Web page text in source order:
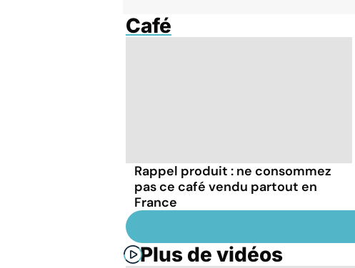
Café
Rappel produit : ne consommez
pas ce café vendu partout en
France
Plus de vidéos